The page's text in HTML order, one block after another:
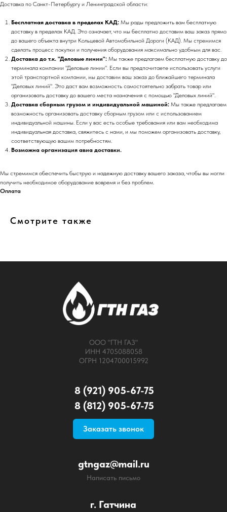
Доставка по Санкт-Петербургу и Ленинградской области:
Бесплатная доставка в пределах КАД: Мы рады предложить вам бесплатную
доставку в пределах КАД. Это означает, что мы бесплатно доставим ваш заказ прямо
до вашего объекта внутри Кольцевой Автомобильной Дороги (КАД). Мы стремимся
сделать процесс покупки и получения оборудования максимально удобным для вас.
Доставка до т.к. "Деловые линии": Мы также предлагаем бесплатную доставку до
терминала компании "Деловые линии". Если вы предпочитаете использовать услуги
этой транспортной компании, мы доставим ваш заказ до ближайшего терминала
"Деловых линий". Это даст вам возможность самостоятельно забрать товар или
организовать доставку до вашего места назначения с помощью "Деловых линий".
Доставка сборным грузом и индивидуальной машиной: Мы также предлагаем
возможность организовать доставку сборным грузом или с использованием
индивидуальной машины. Если у вас есть особые требования или вам необходима
индивидуальная доставка, свяжитесь с нами, и мы поможем организовать доставку,
соответствующую вашим потребностям.
Возможна организация авиа доставки.
Мы стремимся обеспечить быструю и надежную доставку вашего заказа, чтобы вы могли
получить необходимое оборудование вовремя и без проблем.
Оплата
Смотрите также
Заказать звонок
8 (812) 905-67-75
gtngaz@mail.ru
г. Гатчина
Написать письмо
ООО "ГТН ГАЗ"
ИНН 4705088058
ОГРН 1204700015992
8 (921) 905-67-75